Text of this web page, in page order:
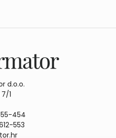
d.o.o.
1
454
553